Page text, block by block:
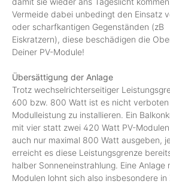
Vermeide dabei unbedingt den Einsatz
oder scharfkantigen Gegenständen (zB
Eiskratzern), diese beschädigen die
Deiner PV-Module!
Übersättigung der Anlage
Trotz wechselrichterseitiger
600 bzw. 800 Watt ist es nicht
Modulleistung zu installieren. Ein
mit vier statt zwei 420 Watt PV-
auch nur maximal 800 Watt ausgeben,
erreicht es diese Leistungsgrenze
halber Sonneneinstrahlung. Eine Anlage
Modulen lohnt sich also insbesondere in